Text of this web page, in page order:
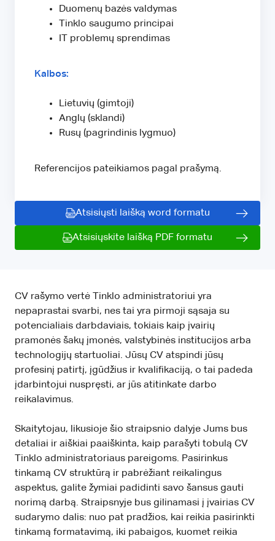
Duomenų bazės valdymas
Tinklo saugumo principai
IT problemų sprendimas
Kalbos:
Lietuvių (gimtoji)
Anglų (sklandi)
Rusų (pagrindinis lygmuo)
Referencijos pateikiamos pagal prašymą.
Atsisiųsti laišką word formatu
Atsisiųskite laišką PDF formatu
CV rašymo vertė Tinklo administratoriui yra
nepaprastai svarbi, nes tai yra pirmoji sąsaja su
potencialiais darbdaviais, tokiais kaip įvairių
pramonės šakų įmonės, valstybinės institucijos arba
technologijų startuoliai. Jūsų CV atspindi jūsų
profesinį patirtį, įgūdžius ir kvalifikaciją, o tai padeda
įdarbintojui nuspręsti, ar jūs atitinkate darbo
reikalavimus.
Skaitytojau, likusioje šio straipsnio dalyje Jums bus
detaliai ir aiškiai paaiškinta, kaip parašyti tobulą CV
Tinklo administratoriaus pareigoms. Pasirinkus
tinkamą CV struktūrą ir pabrėžiant reikalingus
aspektus, galite žymiai padidinti savo šansus gauti
norimą darbą. Straipsnyje bus gilinamasi į įvairias CV
sudarymo dalis: nuo pat pradžios, kai reikia pasirinkti
tinkamą formatavimą, iki pabaigos, kuomet reikia